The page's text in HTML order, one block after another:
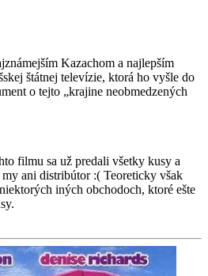
Kazachom a najlepším
štátnej televízie, ktorá ho vyšle do
o tejto „krajine neobmedzených
filmu sa už predali všetky kusy a
my ani distribútor :( Teoreticky však
iných obchodoch, ktoré ešte